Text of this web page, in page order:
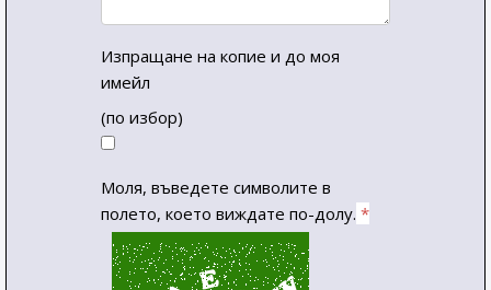
Изпращане на копие и до моя
имейл
(по избор)
Моля, въведете символите в
полето, което виждате по-долу. *